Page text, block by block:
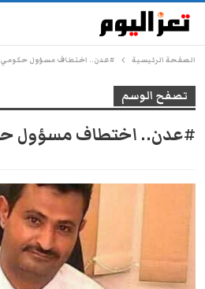
الصفحة الرئيسية #عدن.. اختطاف مسؤول حكومي
تصفح الوسم
#عدن.. اختطاف مسؤول